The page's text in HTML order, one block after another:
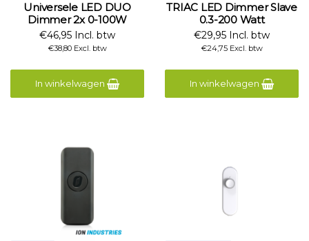
Universele LED DUO
Dimmer 2x 0-100W
€46,95 Incl. btw
€38,80 Excl. btw
In winkelwagen
TRIAC LED Dimmer Slave
0.3-200 Watt
€29,95 Incl. btw
€24,75 Excl. btw
In winkelwagen